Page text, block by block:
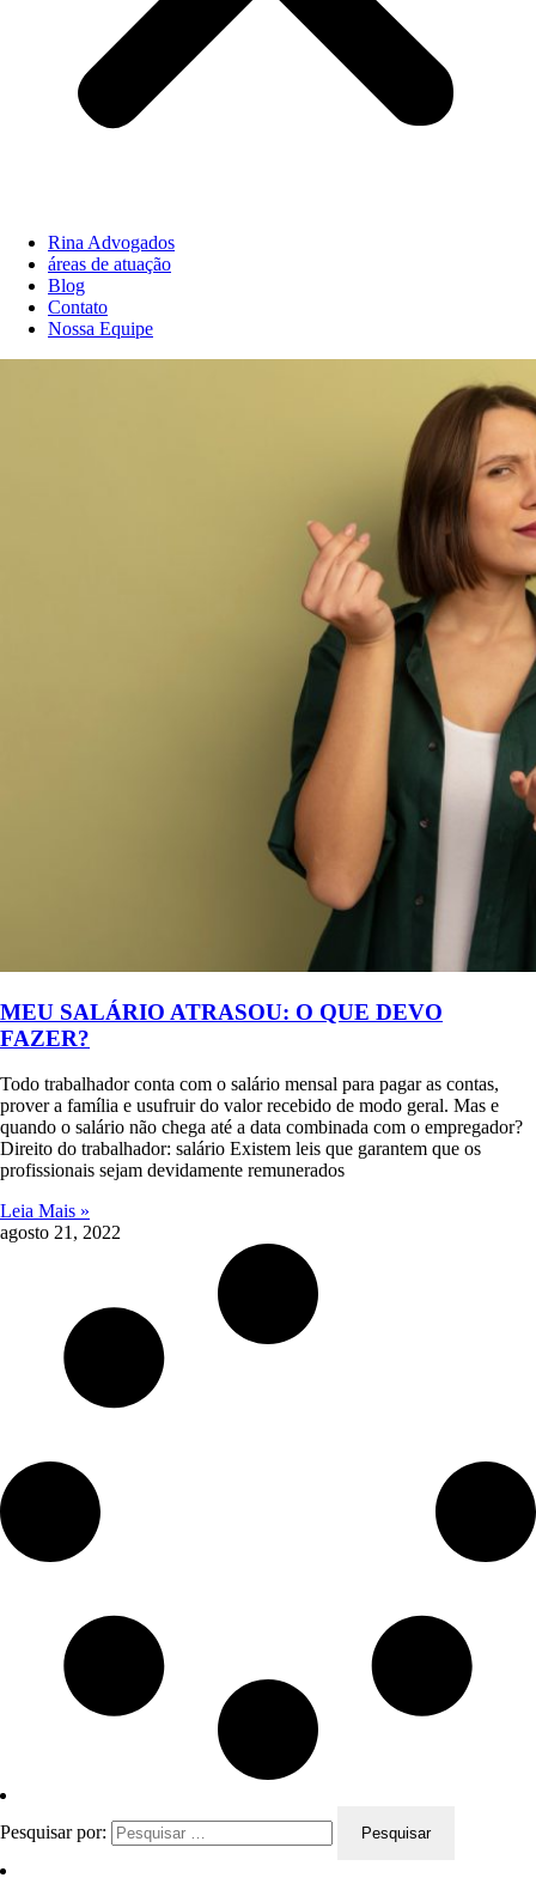
Rina Advogados
áreas de atuação
Blog
Contato
Nossa Equipe
MEU SALÁRIO ATRASOU: O QUE DEVO
FAZER?
Todo trabalhador conta com o salário mensal para pagar as contas,
prover a família e usufruir do valor recebido de modo geral. Mas e
quando o salário não chega até a data combinada com o empregador?
Direito do trabalhador: salário Existem leis que garantem que os
profissionais sejam devidamente remunerados
Leia Mais »
agosto 21, 2022
Pesquisar por: